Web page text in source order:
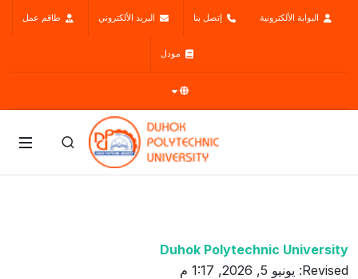
البوابة الألكترونية إتصل بنا البريد الألكتروني طاقم عمل
مودل
Duhok Polytechnic University
Revised: يونيو 5, 2026, 1:17 م